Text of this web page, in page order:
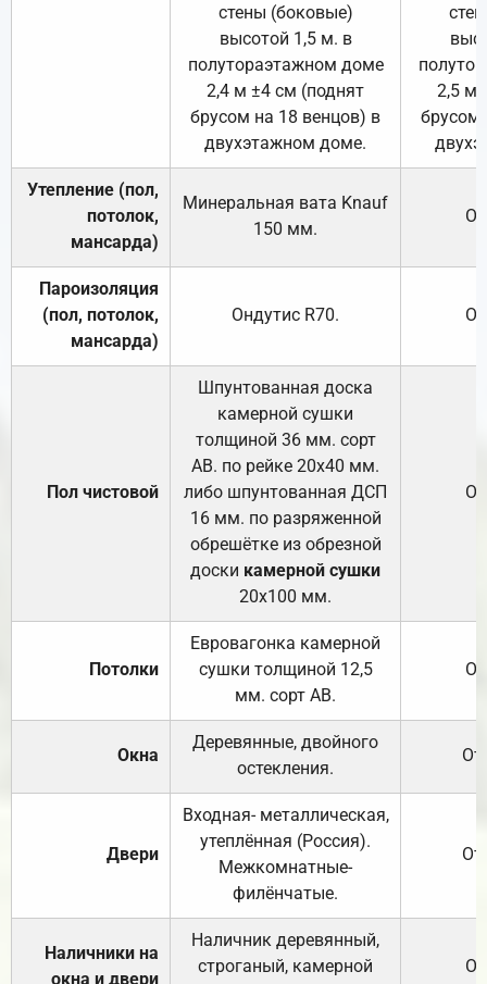
стены (боковые)
высотой 1,5 м. в
полутораэтажном доме
2,4 м ±4 см (поднят
брусом на 18 венцов) в
двухэтажном доме.
2,5 м
брусом
Утепление (пол,
потолок,
мансарда)
Минеральная вата Knauf
150 мм.
Пароизоляция
(пол, потолок,
мансарда)
Ондутис R70.
Пол чистовой
Шпунтованная доска
камерной сушки
толщиной 36 мм. сорт
АВ. по рейке 20х40 мм.
либо шпунтованная ДСП
16 мм. по разряженной
обрешётке из обрезной
доски камерной сушки
20х100 мм.
Потолки
Евровагонка камерной
сушки толщиной 12,5
мм. сорт АВ.
Окна
Деревянные, двойного
остекления.
Двери
Входная- металлическая,
утеплённая (Россия).
Межкомнатные-
филёнчатые.
Наличники на
окна и двери
Наличник деревянный,
строганый, камерной